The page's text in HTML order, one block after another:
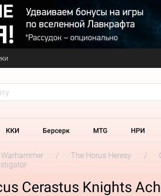
ККИ Берсерк MTG НРИ
Warhammer The Horus Heresy
Cerastus Knights